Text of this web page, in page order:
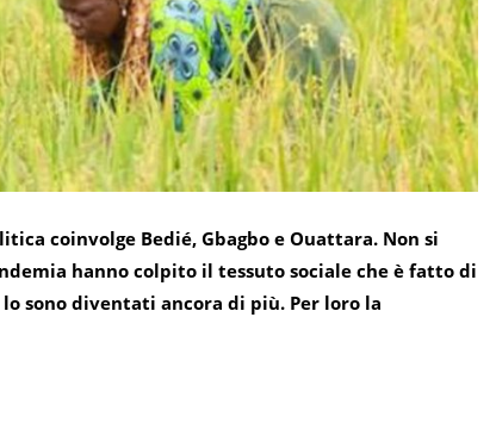
coinvolge Bedié, Gbagbo e Ouattara. Non si
hanno colpito il tessuto sociale che è fatto di
sono diventati ancora di più. Per loro la